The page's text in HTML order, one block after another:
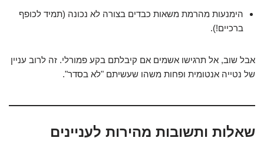
הימנעות מהרמת משאות כבדים בצורה לא נכונה (תמיד לכופף
ברכיים!).
אבל שוב, אל תרגישו אשמים אם קיבלתם בקע פמורלי. זה לרוב עניין
של נטייה אנטומית ופחות משהו שעשיתם "לא בסדר".
שאלות ותשובות מהירות לעניינים